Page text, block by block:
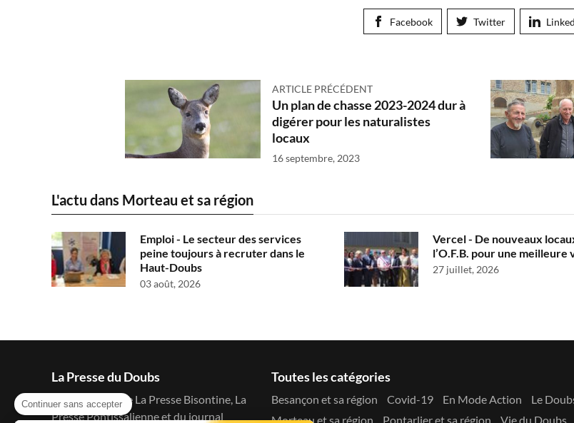
Continuer sans accepter
Facebook Twitter
ARTICLE PRÉCÉDENT
Un plan de chasse 2023-2024 dur à
digérer pour les naturalistes
locaux
16 septembre, 2023
L'actu dans Morteau et sa région
Emploi - Le secteur des services
peine toujours à recruter dans le
Haut-Doubs
03 août, 2026
Vercel - De nouveaux
l’O.F.B. pour une meilleure
27 juillet, 2026
La Presse du Doubs
Le blog d'actu de La Presse Bisontine, La
Presse Pontissalienne et du journal
Toutes les catégories
Besançon et sa région Covid-19 En Mode Action
Le
Morteau et sa région
Pontarlier et sa région Vie du Doubs